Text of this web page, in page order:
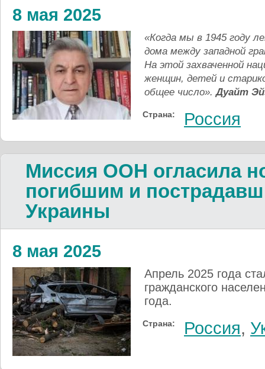
8 мая 2025
«Когда мы в 1945 году
дома между западной
На этой захваченной
женщин, детей и
общее число».Дуайт
Страна: Россия
Миссия ООН огласила
погибшим и
Украины
8 мая 2025
Апрель 2025 года
гражданского
года.
Страна: Россия,